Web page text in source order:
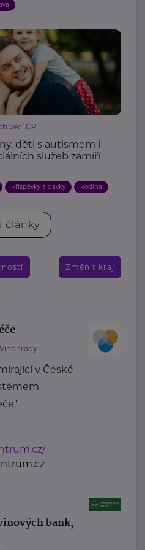
věcí ČR
děti s autismem i
služeb zamíří
Příspěvky a dávky Rodina
články
Změnit kraj
v České
bank,